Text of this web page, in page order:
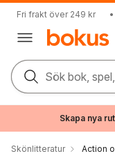
Fri frakt över 249 kr •
Sök bok,
Skapa nya
Skönlitteratur Action